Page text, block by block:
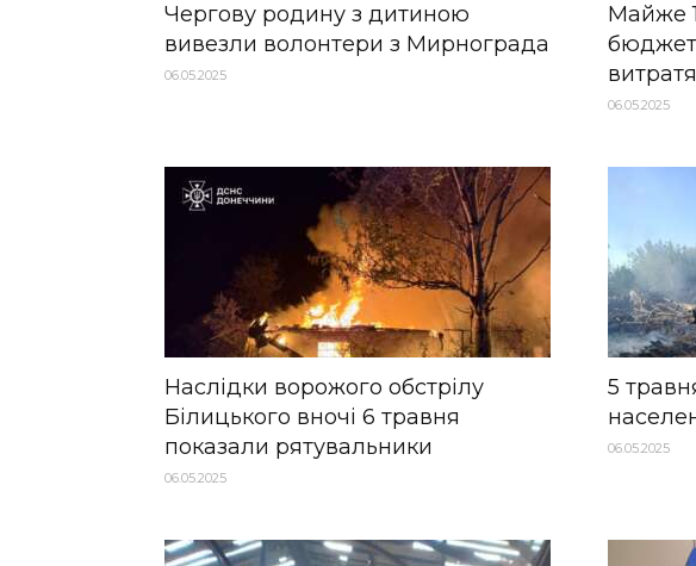
Чергову родину з дитиною
вивезли волонтери з Мирнограда
06.05.2025
Майже
06.05.2025
Наслідки ворожого обстрілу
Білицького вночі 6 травня
показали рятувальники
06.05.2025
5
06.05.2025